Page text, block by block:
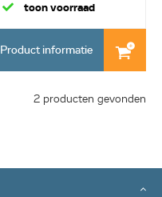
toon voorraad
Product informatie
2 producten gevonden